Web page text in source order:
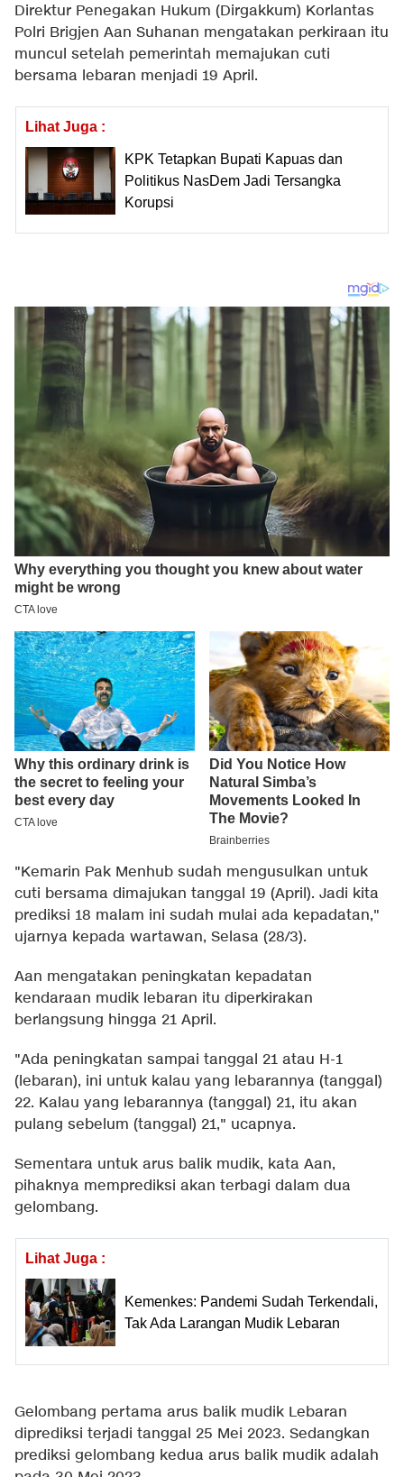
Direktur Penegakan Hukum (Dirgakkum) Korlantas
Polri Brigjen Aan Suhanan mengatakan perkiraan itu
muncul setelah pemerintah memajukan cuti
bersama lebaran menjadi 19 April.
Lihat Juga :
KPK Tetapkan Bupati Kapuas dan
Politikus NasDem Jadi Tersangka
Korupsi
"Kemarin Pak Menhub sudah mengusulkan untuk
cuti bersama dimajukan tanggal 19 (April). Jadi kita
prediksi 18 malam ini sudah mulai ada kepadatan,"
ujarnya kepada wartawan, Selasa (28/3).
Aan mengatakan peningkatan kepadatan
kendaraan mudik lebaran itu diperkirakan
berlangsung hingga 21 April.
"Ada peningkatan sampai tanggal 21 atau H-1
(lebaran), ini untuk kalau yang lebarannya (tanggal)
22. Kalau yang lebarannya (tanggal) 21, itu akan
pulang sebelum (tanggal) 21," ucapnya.
Sementara untuk arus balik mudik, kata Aan,
pihaknya memprediksi akan terbagi dalam dua
gelombang.
Lihat Juga :
Kemenkes: Pandemi Sudah Terkendali,
Tak Ada Larangan Mudik Lebaran
Gelombang pertama arus balik mudik Lebaran
diprediksi terjadi tanggal 25 Mei 2023. Sedangkan
prediksi gelombang kedua arus balik mudik adalah